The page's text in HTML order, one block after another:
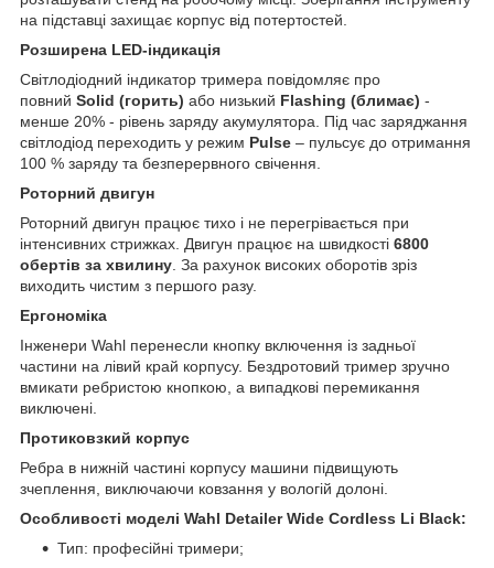
на підставці захищає корпус від потертостей.
Розширена LED-індикація
Світлодіодний індикатор тримера повідомляє про
повний Solid (горить) або низький Flashing (блимає) -
менше 20% - рівень заряду акумулятора. Під час заряджання
світлодіод переходить у режим Pulse – пульсує до отримання
100 % заряду та безперервного свічення.
Роторний двигун
Роторний двигун працює тихо і не перегрівається при
інтенсивних стрижках. Двигун працює на швидкості 6800
обертів за хвилину . За рахунок високих оборотів зріз
виходить чистим з першого разу.
Ергономіка
Інженери Wahl перенесли кнопку включення із задньої
частини на лівий край корпусу. Бездротовий тример зручно
вмикати ребристою кнопкою, а випадкові перемикання
виключені.
Протиковзкий корпус
Ребра в нижній частині корпусу машини підвищують
зчеплення, виключаючи ковзання у вологій долоні.
Особливості моделі Wahl Detailer Wide Cordless Li Black:
Тип: професійні тримери;